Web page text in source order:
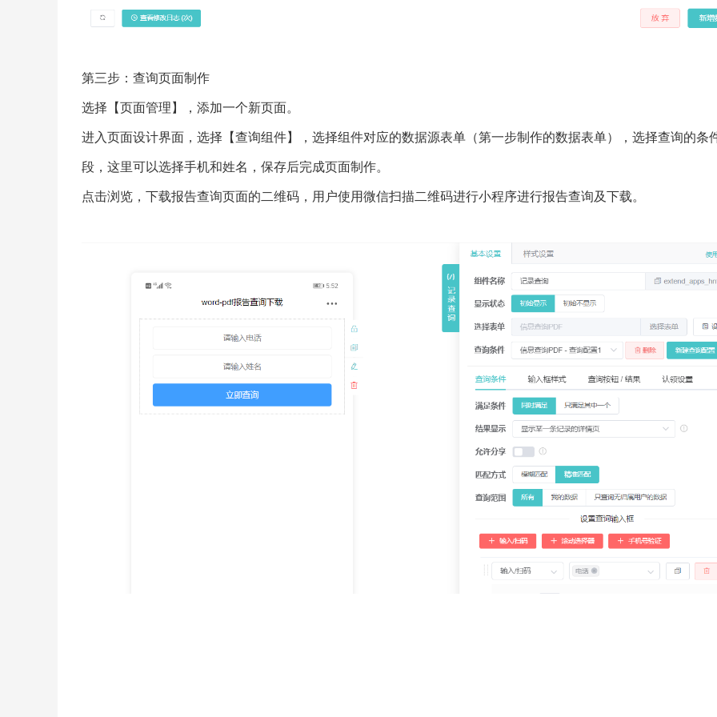
第三步：查询页面制作
选择【页面管理】，添加一个新页面。
进入页面设计界面，选择【查询组件】，选择组件对应的数据源表单（第一步制作的数据表单），选择查询的条
段，这里可以选择手机和姓名，保存后完成页面制作。
点击浏览，下载报告查询页面的二维码，用户使用微信扫描二维码进行小程序进行报告查询及下载。